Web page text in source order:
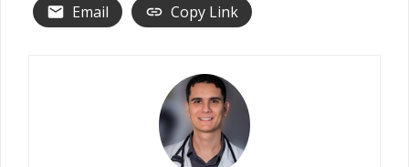
Email
Copy Link